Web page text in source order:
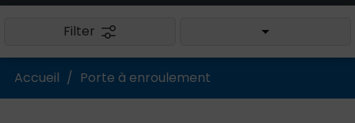
Filter 
Accueil Porte à enroulement